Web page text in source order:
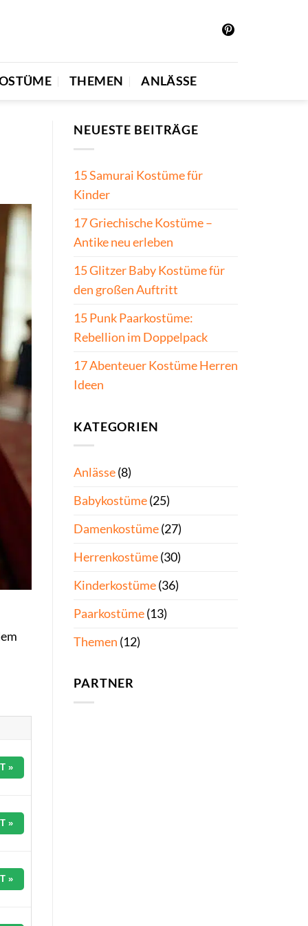
THEMEN ANLÄSSE
»
»
»
NEUESTE BEITRÄGE
15 Samurai Kostüme für
Kinder
17 Griechische Kostüme –
Antike neu erleben
15 Glitzer Baby Kostüme für
den großen Auftritt
15 Punk Paarkostüme:
Rebellion im Doppelpack
17 Abenteuer Kostüme Herren
Ideen
KATEGORIEN
Anlässe(8)
Babykostüme(25)
Damenkostüme(27)
Herrenkostüme(30)
Kinderkostüme(36)
Paarkostüme(13)
Themen (12)
PARTNER